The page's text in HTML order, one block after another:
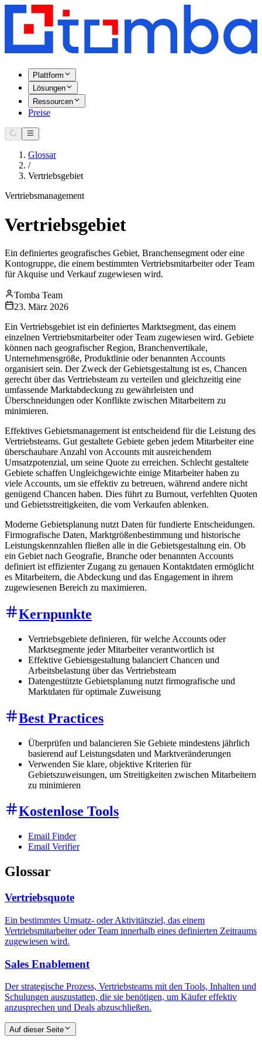
Plattform
Lösungen
Ressourcen
Preise
Glossar
/
Vertriebsgebiet
Vertriebsmanagement
Vertriebsgebiet
Ein definiertes geografisches Gebiet, Branchensegment oder eine
Kontogruppe, die einem bestimmten Vertriebsmitarbeiter oder Team
für Akquise und Verkauf zugewiesen wird.
Tomba Team
23. März 2026
Ein Vertriebsgebiet ist ein definiertes Marktsegment, das einem
einzelnen Vertriebsmitarbeiter oder Team zugewiesen wird. Gebiete
können nach geografischer Region, Branchenvertikale,
Unternehmensgröße, Produktlinie oder benannten Accounts
organisiert sein. Der Zweck der Gebietsgestaltung ist es, Chancen
gerecht über das Vertriebsteam zu verteilen und gleichzeitig eine
umfassende Marktabdeckung zu gewährleisten und
Überschneidungen oder Konflikte zwischen Mitarbeitern zu
minimieren.
Effektives Gebietsmanagement ist entscheidend für die Leistung des
Vertriebsteams. Gut gestaltete Gebiete geben jedem Mitarbeiter eine
überschaubare Anzahl von Accounts mit ausreichendem
Umsatzpotenzial, um seine Quote zu erreichen. Schlecht gestaltete
Gebiete schaffen Ungleichgewichte einige Mitarbeiter haben zu
viele Accounts, um sie effektiv zu betreuen, während andere nicht
genügend Chancen haben. Dies führt zu Burnout, verfehlten Quoten
und Gebietsstreitigkeiten, die vom Verkaufen ablenken.
Moderne Gebietsplanung nutzt Daten für fundierte Entscheidungen.
Firmografische Daten, Marktgrößenbestimmung und historische
Leistungskennzahlen fließen alle in die Gebietsgestaltung ein. Ob
ein Gebiet nach Geografie, Branche oder benannten Accounts
definiert ist effizienter Zugang zu genauen Kontaktdaten ermöglicht
es Mitarbeitern, die Abdeckung und das Engagement in ihrem
zugewiesenen Bereich zu maximieren.
Kernpunkte
Vertriebsgebiete definieren, für welche Accounts oder
Marktsegmente jeder Mitarbeiter verantwortlich ist
Effektive Gebietsgestaltung balanciert Chancen und
Arbeitsbelastung über das Vertriebsteam
Datengestützte Gebietsplanung nutzt firmografische und
Marktdaten für optimale Zuweisung
Best Practices
Überprüfen und balancieren Sie Gebiete mindestens jährlich
basierend auf Leistungsdaten und Marktveränderungen
Verwenden Sie klare, objektive Kriterien für
Gebietszuweisungen, um Streitigkeiten zwischen Mitarbeitern
zu minimieren
Kostenlose Tools
Email Finder
Email Verifier
Glossar
Vertriebsquote
Ein bestimmtes Umsatz- oder Aktivitätsziel, das einem
Vertriebsmitarbeiter oder Team innerhalb eines definierten Zeitraums
zugewiesen wird.
Sales Enablement
Der strategische Prozess, Vertriebsteams mit den Tools, Inhalten und
Schulungen auszustatten, die sie benötigen, um Käufer effektiv
anzusprechen und Deals abzuschließen.
Auf dieser Seite